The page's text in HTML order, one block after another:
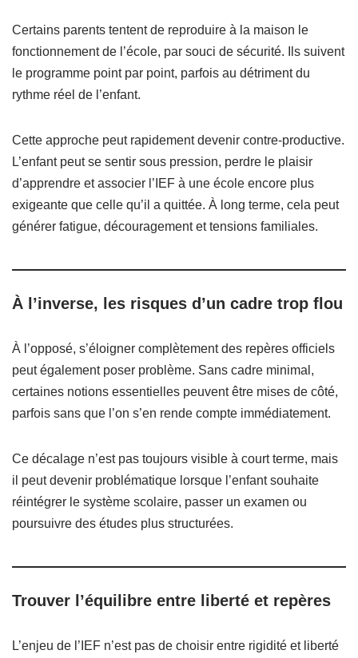
Certains parents tentent de reproduire à la maison le
fonctionnement de l’école, par souci de sécurité. Ils suivent
le programme point par point, parfois au détriment du
rythme réel de l’enfant.
Cette approche peut rapidement devenir contre-productive.
L’enfant peut se sentir sous pression, perdre le plaisir
d’apprendre et associer l’IEF à une école encore plus
exigeante que celle qu’il a quittée. À long terme, cela peut
générer fatigue, découragement et tensions familiales.
À l’inverse, les risques d’un cadre trop flou
À l’opposé, s’éloigner complètement des repères officiels
peut également poser problème. Sans cadre minimal,
certaines notions essentielles peuvent être mises de côté,
parfois sans que l’on s’en rende compte immédiatement.
Ce décalage n’est pas toujours visible à court terme, mais
il peut devenir problématique lorsque l’enfant souhaite
réintégrer le système scolaire, passer un examen ou
poursuivre des études plus structurées.
Trouver l’équilibre entre liberté et repères
L’enjeu de l’IEF n’est pas de choisir entre rigidité et liberté